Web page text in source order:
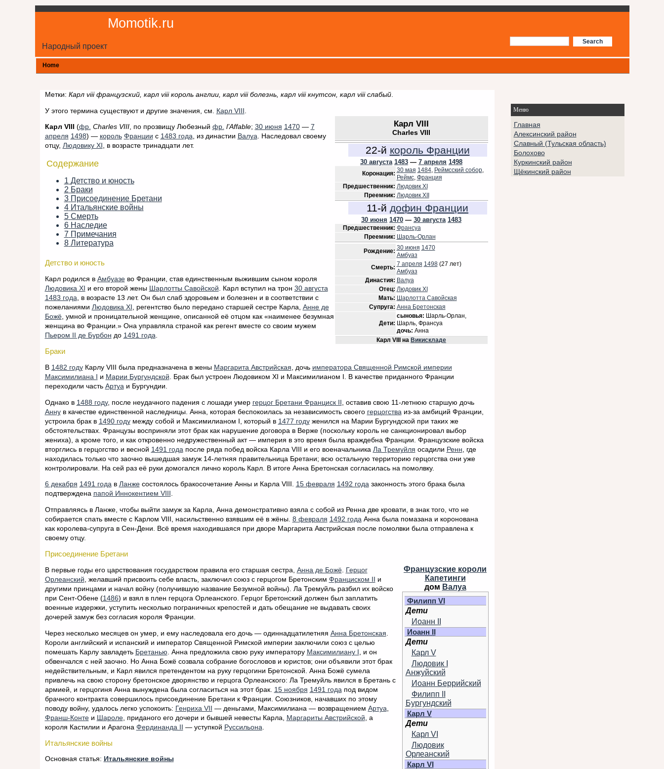
Momotik.ru
Народный проект
Home
Меню
Главная
Алексинский район
Славный (Тульская область)
Болохово
Куркинский район
Щёкинский район
Метки: Карл viii французский, карл viii король англии, карл viii болезнь, карл viii кнутсон, карл viii слабый.
У этого термина существуют и другие значения, см. Карл VIII
Карл VIII
Charles VIII
22-й король Франции
30 августа 1483 — 7 апреля 1498
Коронация:
30 мая 1484, Реймсский собор,
Реймс, Франция
Предшественник: Людовик XI
Преемник: Людовик XII
11-й дофин Франции
30 июня 1470 — 30 августа 1483
Предшественник: Франсуа
Преемник:
Шарль-Орлан
Рождение:
30 июня 1470
Амбуаз
Смерть:
7 апреля 1498(27 лет)
Амбуаз
Династия: Валуа
Отец: Людовик XI
Мать:
Шарлотта Савойская
Супруга: Анна Бретонская
Дети:
сыновья: Шарль-Орлан,
Шарль, Франсуа
дочь: Анна
Карл VIII
на Викискладе
Карл VIII (фр. Charles VIII, по прозвищу Любезный фр. l’Affable; 30 июня 1470— 7
апреля 1498) — король Франции с 1483 года, из династии Валуа. Наследовал своему
отцу, Людовику XI , в возрасте тринадцати лет.
Содержание
1 Детство и юность
2 Браки
3 Присоединение Бретани
4 Итальянские войны
5 Смерть
6 Наследие
7 Примечания
8 Литература
Детство и юность
Карл родился в Амбуазево Франции, став единственным выжившим сыном короля
Людовика XI и его второй жены Шарлотты Савойской . Карл вступил на трон 30 августа
1483 года , в возрасте 13 лет. Он был слаб здоровьем и болезнен и в соответствии с
пожеланиями Людовика XI , регентство было передано старшей сестре Карла, Анне де
Божё, умной и проницательной женщине, описанной её отцом как «наименее безумная
женщина во Франции.» Она управляла страной как регент вместе со своим мужем
Пьером II де Бурбон до 1491 года
Браки
В 1482 годуКарлу VIII была предназначена в жены Маргарита Австрийская, дочь императора Священной Римской империи
Максимилиана I
и Марии Бургундской. Брак был устроен Людовиком XI и Максимилианом I. В качестве приданного Франции
переходили часть Артуаи Бургундии.
Однако в 1488 году, после неудачного падения с лошади умер герцог Бретани Франциск II , оставив свою 11-летнюю старшую дочь
Аннув качестве единственной наследницы. Анна, которая беспокоилась за независимость своего герцогства из-за амбиций Франции,
устроила брак в 1490 годумежду собой и Максимилианом I, который в 1477 годуженился на Марии Бургундской при таких же
обстоятельствах. Французы восприняли этот брак как нарушение договора в Верже (поскольку король не санкционировал выбор
жениха), а кроме того, и как откровенно недружественный акт — империя в это время была враждебна Франции. Французские войска
вторглись в герцогство и весной 1491 года после ряда побед войска Карла VIII и его военачальника Ла Тремуйля осадили Ренн , где
находилась только что заочно вышедшая замуж 14-летняя правительница Бретани; всю остальную территорию герцогства они уже
контролировали. На сей раз её руки домогался лично король Карл. В итоге Анна Бретонская согласилась на помолвку.
6 декабря 1491 годав Ланжесостоялось бракосочетание Анны и Карла VIII. 15 февраля 1492 годазаконность этого брака была
подтверждена папой Иннокентием VIII .
Отправляясь в Ланже, чтобы выйти замуж за Карла, Анна демонстративно взяла с собой из Ренна две кровати, в знак того, что не
собирается спать вместе с Карлом VIII, насильственно взявшим её в жёны. 8 февраля 1492 года Анна была помазана и коронована
как королева-супруга в Сен-Дени. Всё время находившаяся при дворе Маргарита Австрийская после помолвки была отправлена к
своему отцу.
Присоединение Бретани
Французские короли
Капетинги
дом Валуа
Филипп VI
Дети
Иоанн II
Иоанн II
Дети
Карл V
Людовик I
Анжуйский
Иоанн Беррийский
Филипп II
Бургундский
Карл V
Дети
Карл VI
Людовик
Орлеанский
Карл VI
В первые годы его царствования государством правила его старшая сестра, Анна де Божё. Герцог
Орлеанский, желавший присвоить себе власть, заключил союз с герцогом Бретонским Франциском II
и
другими принцами и начал войну (получившую название Безумной войны). Ла Тремуйль разбил их войско
при Сент-Обене (1486) и взял в плен герцога Орлеанского. Герцог Бретонский должен был заплатить
военные издержки, уступить несколько пограничных крепостей и дать обещание не выдавать своих
дочерей замуж без согласия короля Франции.
Через несколько месяцев он умер, и ему наследовала его дочь — одиннадцатилетняя Анна Бретонская
Короли английский и испанский и император Священной Римской империи заключили союз с целью
помешать Карлу завладеть Бретанью . Анна предложила свою руку императору Максимилиану I , и он
обвенчался с ней заочно. Но Анна Божё созвала собрание богословов и юристов; они объявили этот брак
недействительным, и Карл явился претендентом на руку герцогини Бретонской. Анна Божё сумела
привлечь на свою сторону бретонское дворянство и герцога Орлеанского: Ла Тремуйль явился в Бретань с
армией, и герцогиня Анна вынуждена была согласиться на этот брак. 15 ноября 1491 года под видом
брачного контракта совершилось присоединение Бретани к Франции. Союзников, начавших по этому
поводу войну, удалось легко успокоить: Генриха VII — деньгами, Максимилиана — возвращением Артуа
Франш-Контеи Шароле, приданого его дочери и бывшей невесты Карла, Маргариты Австрийской , а
короля Кастилии и Арагона Фердинанда II — уступкой Руссильона
Итальянские войны
Основная статья: Итальянские войны